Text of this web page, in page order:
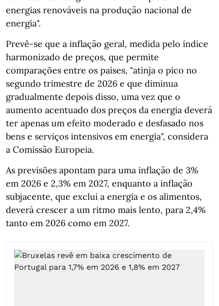
energias renováveis na produção nacional de
energia".
Prevê-se que a inflação geral, medida pelo índice
harmonizado de preços, que permite
comparações entre os países, "atinja o pico no
segundo trimestre de 2026 e que diminua
gradualmente depois disso, uma vez que o
aumento acentuado dos preços da energia deverá
ter apenas um efeito moderado e desfasado nos
bens e serviços intensivos em energia", considera
a Comissão Europeia.
As previsões apontam para uma inflação de 3%
em 2026 e 2,3% em 2027, enquanto a inflação
subjacente, que exclui a energia e os alimentos,
deverá crescer a um ritmo mais lento, para 2,4%
tanto em 2026 como em 2027.